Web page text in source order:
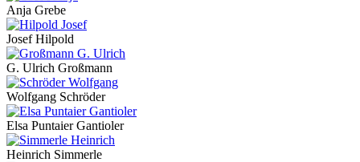
Anja Grebe
Josef Hilpold
G. Ulrich Großmann
Wolfgang Schröder
Elsa Puntaier Gantioler
Heinrich Simmerle